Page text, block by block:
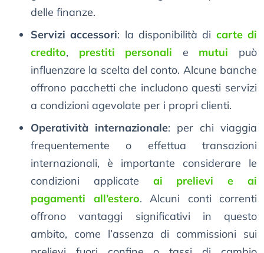
delle finanze.
Servizi accessori: la disponibilità di carte di
credito, prestiti personali e mutui può
influenzare la scelta del conto. Alcune banche
offrono pacchetti che includono questi servizi
a condizioni agevolate per i propri clienti.
Operatività internazionale: per chi viaggia
frequentemente o effettua transazioni
internazionali, è importante considerare le
condizioni applicate ai prelievi e ai
pagamenti all’estero. Alcuni conti correnti
offrono vantaggi significativi in questo
ambito, come l’assenza di commissioni sui